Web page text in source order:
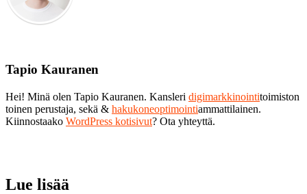
Tapio Kauranen
Hei! Minä olen Tapio Kauranen. Kansleri digimarkkinointitoimiston
toinen perustaja, sekä & hakukoneoptimointiammattilainen.
Kiinnostaako WordPress kotisivut? Ota yhteyttä.
Lue lisää